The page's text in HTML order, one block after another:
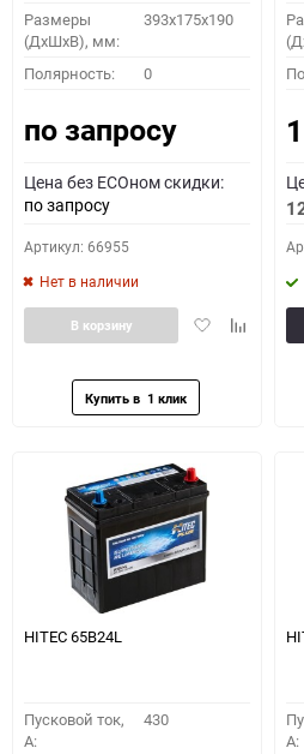
Размеры
(ДхШхВ), мм:
393x175x190
Полярность: 0
по запросу
Цена без ECOном скидки:
по запросу
Артикул: 66955
Нет в наличии
ДобавитьДобавить
В корзину
HITEC 65B24L
Пусковой ток,
A:
430
A: